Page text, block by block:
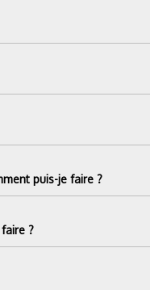
puis-je faire ?
?